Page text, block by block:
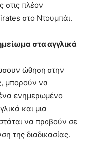
στις πλέον
στο Ντουμπάι.
στα αγγλικά
ώθηση στην
μπορούν να
ενημερωμένο
και μια
να προβούν σε
της διαδικασίας.